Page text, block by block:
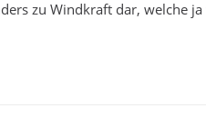
zu Windkraft dar, welche